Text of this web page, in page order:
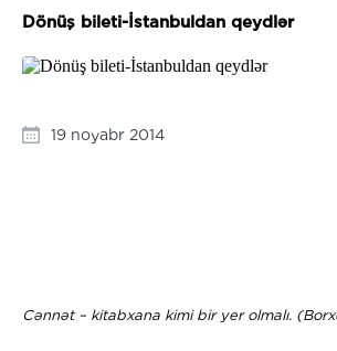
Dönüş bileti-İstanbuldan qeydlər
19 noyabr 2014
Cənnət – kitabxana kimi bir yer olmalı.